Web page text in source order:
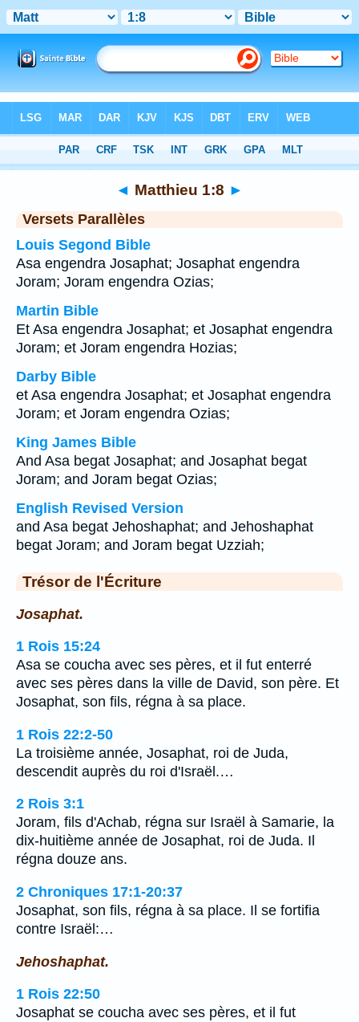
Chapitre 1 > Verset 8
◄ Matthieu 1:8 ►
Versets Parallèles
Louis Segond Bible
Asa engendra Josaphat; Josaphat engendra
Joram; Joram engendra Ozias;
Martin Bible
Et Asa engendra Josaphat; et Josaphat engendra
Joram; et Joram engendra Hozias;
Darby Bible
et Asa engendra Josaphat; et Josaphat engendra
Joram; et Joram engendra Ozias;
King James Bible
And Asa begat Josaphat; and Josaphat begat
Joram; and Joram begat Ozias;
English Revised Version
and Asa begat Jehoshaphat; and Jehoshaphat
begat Joram; and Joram begat Uzziah;
Trésor de l'Écriture
Josaphat.
1 Rois 15:24
Asa se coucha avec ses pères, et il fut enterré
avec ses pères dans la ville de David, son père. Et
Josaphat, son fils, régna à sa place.
1 Rois 22:2-50
La troisième année, Josaphat, roi de Juda,
descendit auprès du roi d'Israël.…
2 Rois 3:1
Joram, fils d'Achab, régna sur Israël à Samarie, la
dix-huitième année de Josaphat, roi de Juda. Il
régna douze ans.
2 Chroniques 17:1-20:37
Josaphat, son fils, régna à sa place. Il se fortifia
contre Israël:…
Jehoshaphat.
1 Rois 22:50
Josaphat se coucha avec ses pères, et il fut